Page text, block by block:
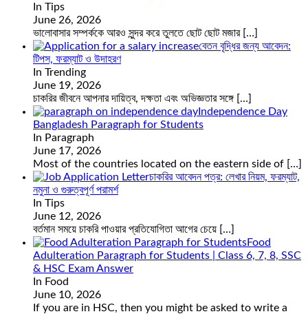
In Tips
June 26, 2026
ভালোবাসার সম্পর্ককে আরও সুন্দর করে তুলতে ছোট ছোট মজার […]
বেতন বৃদ্ধির জন্য আবেদন:
টিপস, ফরম্যাট ও উদাহরণ
In Trending
June 19, 2026
চাকরির জীবনে আপনার দায়িত্ব, দক্ষতা এবং অভিজ্ঞতার সঙ্গে […]
Independence Day
Bangladesh Paragraph for Students
In Paragraph
June 17, 2026
Most of the countries located on the eastern side of […]
চাকরির আবেদন পত্র: লেখার নিয়ম, ফরম্যাট,
নমুনা ও গুরুত্বপূর্ণ পরামর্শ
In Tips
June 12, 2026
বর্তমান সময়ে চাকরি পাওয়ার প্রতিযোগিতা আগের চেয়ে […]
Food
Adulteration Paragraph for Students | Class 6, 7, 8, SSC
& HSC Exam Answer
In Food
June 10, 2026
If you are in HSC, then you might be asked to write a